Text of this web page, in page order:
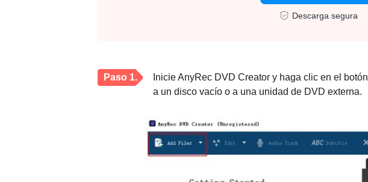
Descarga segura
Paso 1.
Inicie AnyRec DVD Creator y haga clic en el
a un disco vacío o a una unidad de DVD externa.